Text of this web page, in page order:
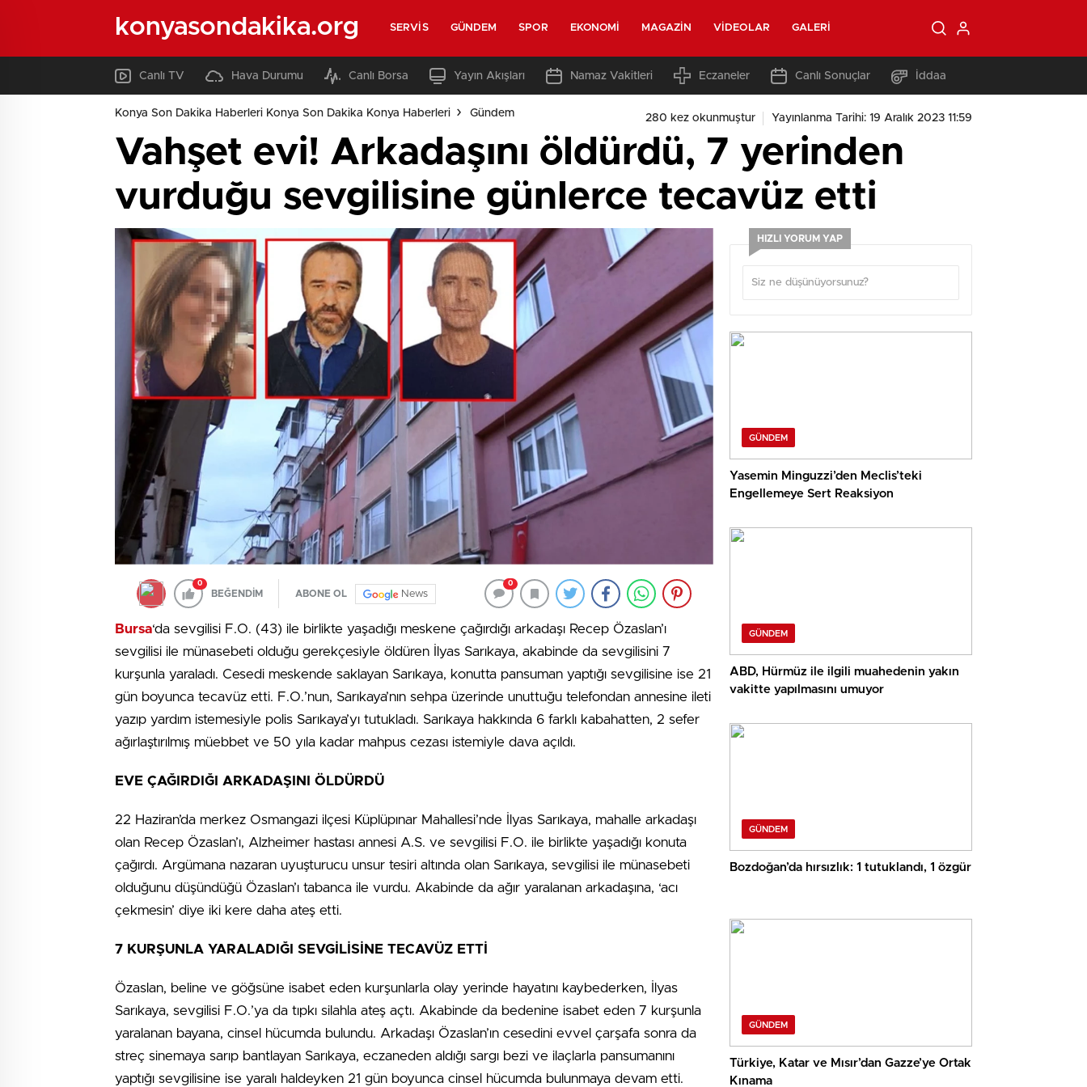
konyasondakika.org SERVIS GÜNDEM SPOR EKONOMI MAGAZIN VIDEOLAR GALERI
Canlı TV Hava Durumu Canlı Borsa Yayın Akışları Namaz Vakitleri Eczaneler Canlı Sonuçlar İddaa
Konya Son Dakika Haberleri Konya Son Dakika Konya Haberleri Gündem 280 kez okunmuştur Yayınlanma Tarihi: 19 Aralık 2023 11:59
Vahşet evi! Arkadaşını öldürdü, 7 yerinden
vurduğu sevgilisine günlerce tecavüz etti
0
BEĞENDİM ABONE OL News
0
Bursa‘da sevgilisi F.O. (43) ile birlikte yaşadığı meskene çağırdığı arkadaşı Recep Özaslan’ı
sevgilisi ile münasebeti olduğu gerekçesiyle öldüren İlyas Sarıkaya, akabinde da sevgilisini 7
kurşunla yaraladı. Cesedi meskende saklayan Sarıkaya, konutta pansuman yaptığı sevgilisine ise 21
gün boyunca tecavüz etti. F.O.’nun, Sarıkaya’nın sehpa üzerinde unuttuğu telefondan annesine ileti
yazıp yardım istemesiyle polis Sarıkaya’yı tutukladı. Sarıkaya hakkında 6 farklı kabahatten, 2 sefer
ağırlaştırılmış müebbet ve 50 yıla kadar mahpus cezası istemiyle dava açıldı.
EVE ÇAĞIRDIĞI ARKADAŞINI ÖLDÜRDÜ
22 Haziran’da merkez Osmangazi ilçesi Küplüpınar Mahallesi’nde İlyas Sarıkaya, mahalle arkadaşı
olan Recep Özaslan’ı, Alzheimer hastası annesi A.S. ve sevgilisi F.O. ile birlikte yaşadığı konuta
çağırdı. Argümana nazaran uyuşturucu unsur tesiri altında olan Sarıkaya, sevgilisi ile münasebeti
olduğunu düşündüğü Özaslan’ı tabanca ile vurdu. Akabinde da ağır yaralanan arkadaşına, ‘acı
çekmesin’ diye iki kere daha ateş etti.
7 KURŞUNLA YARALADIĞI SEVGİLİSİNE TECAVÜZ ETTİ
Özaslan, beline ve göğsüne isabet eden kurşunlarla olay yerinde hayatını kaybederken, İlyas
Sarıkaya, sevgilisi F.O.’ya da tıpkı silahla ateş açtı. Akabinde da bedenine isabet eden 7 kurşunla
yaralanan bayana, cinsel hücumda bulundu. Arkadaşı Özaslan’ın cesedini evvel çarşafa sonra da
streç sinemaya sarıp bantlayan Sarıkaya, eczaneden aldığı sargı bezi ve ilaçlarla pansumanını
yaptığı sevgilisine ise yaralı haldeyken 21 gün boyunca cinsel hücumda bulunmaya devam etti.
HIZLI YORUM YAP
GÜNDEM
Yasemin Minguzzi’den Meclis’teki
Engellemeye Sert Reaksiyon
GÜNDEM
ABD, Hürmüz ile ilgili muahedenin yakın
vakitte yapılmasını umuyor
GÜNDEM
Bozdoğan’da hırsızlık: 1 tutuklandı, 1 özgür
GÜNDEM
Türkiye, Katar ve Mısır’dan Gazze’ye Ortak
Kınama